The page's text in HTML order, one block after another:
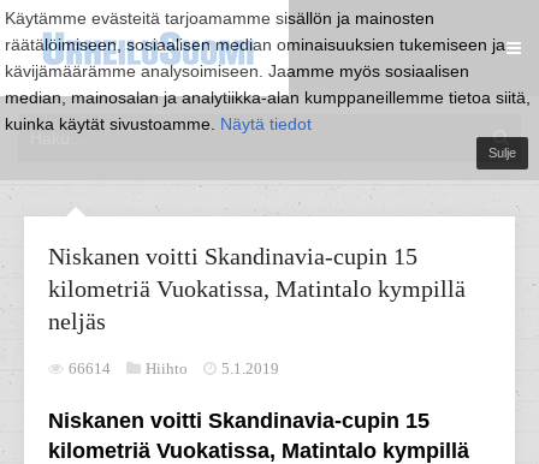
Käytämme evästeitä tarjoamamme sisällön ja mainosten
räätälöimiseen, sosiaalisen median ominaisuuksien tukemiseen ja
kävijämäärämme analysoimiseen. Jaamme myös sosiaalisen
median, mainosalan ja analytiikka-alan kumppaneillemme tietoa siitä,
kuinka käytät sivustoamme. Näytä tiedot
Sulje
Niskanen voitti Skandinavia-cupin 15
kilometriä Vuokatissa, Matintalo kympillä
neljäs
66614 Hiihto 5.1.2019
Niskanen voitti Skandinavia-cupin 15
kilometriä Vuokatissa, Matintalo kympillä